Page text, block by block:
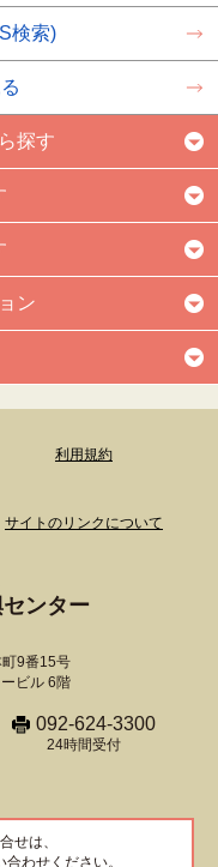
検索)
探す
ン
利用規約
サイトのリンクについて
ンター
9番15号
ビル 6階
092-624-3300
24時間受付
せは、
わせください。